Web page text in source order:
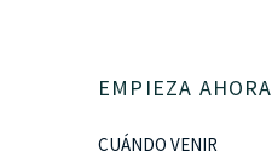
EMPIEZA AHORA
CUÁNDO VENIR